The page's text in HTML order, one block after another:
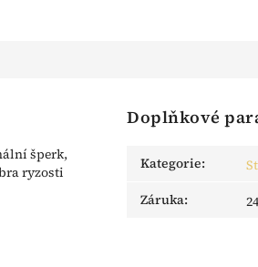
šperk,
ryzosti
Doplňkové
Kategorie:
Záruka: